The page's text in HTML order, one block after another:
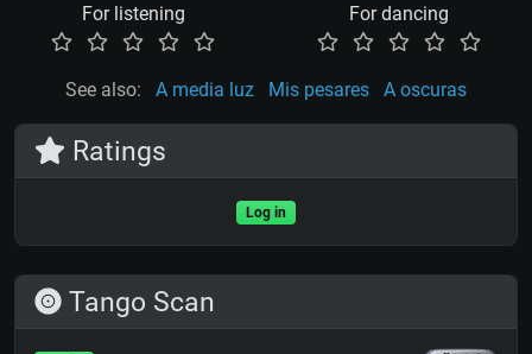
For listening For dancing
See also: A media luz Mis pesares A oscuras
Ratings
Log in
Tango Scan